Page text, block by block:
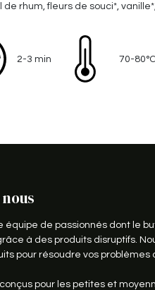
rhum, fleurs de souci*,
2-3 min 70-
équipe de passionnés dont le
à des produits disruptifs.
pour résoudre vos problèmes
pour les petites et